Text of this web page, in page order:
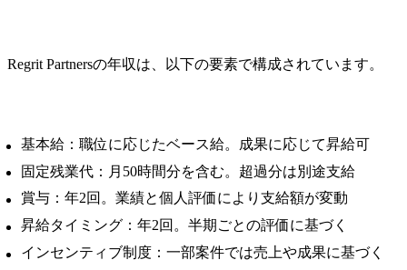
Regrit Partnersの年収は、以下の要素で構成されています。
基本給：職位に応じたベース給。成果に応じて昇給可
固定残業代：月50時間分を含む。超過分は別途支給
賞与：年2回。業績と個人評価により支給額が変動
昇給タイミング：年2回。半期ごとの評価に基づく
インセンティブ制度：一部案件では売上や成果に基づく